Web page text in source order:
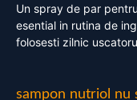
Un spray de par
esential in rutina de
folosesti zilnic
sampon nutriol nu